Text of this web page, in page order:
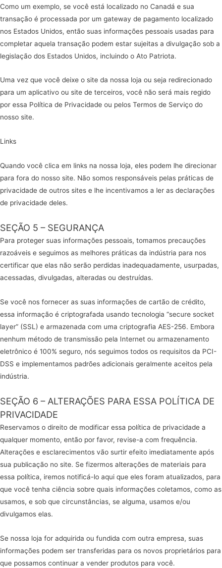
Como um exemplo, se você está localizado no Canadá e sua
transação é processada por um gateway de pagamento localizado
nos Estados Unidos, então suas informações pessoais usadas para
completar aquela transação podem estar sujeitas a divulgação sob a
legislação dos Estados Unidos, incluindo o Ato Patriota.
Uma vez que você deixe o site da nossa loja ou seja redirecionado
para um aplicativo ou site de terceiros, você não será mais regido
por essa Política de Privacidade ou pelos Termos de Serviço do
nosso site.
Links
Quando você clica em links na nossa loja, eles podem lhe direcionar
para fora do nosso site. Não somos responsáveis pelas práticas de
privacidade de outros sites e lhe incentivamos a ler as declarações
de privacidade deles.
SEÇÃO 5 – SEGURANÇA
Para proteger suas informações pessoais, tomamos precauções
razoáveis e seguimos as melhores práticas da indústria para nos
certificar que elas não serão perdidas inadequadamente, usurpadas,
acessadas, divulgadas, alteradas ou destruídas.
Se você nos fornecer as suas informações de cartão de crédito,
essa informação é criptografada usando tecnologia “secure socket
layer” (SSL) e armazenada com uma criptografia AES-256. Embora
nenhum método de transmissão pela Internet ou armazenamento
eletrônico é 100% seguro, nós seguimos todos os requisitos da PCI-
DSS e implementamos padrões adicionais geralmente aceitos pela
indústria.
SEÇÃO 6 – ALTERAÇÕES PARA ESSA POLÍTICA DE
PRIVACIDADE
Reservamos o direito de modificar essa política de privacidade a
qualquer momento, então por favor, revise-a com frequência.
Alterações e esclarecimentos vão surtir efeito imediatamente após
sua publicação no site. Se fizermos alterações de materiais para
essa política, iremos notificá-lo aqui que eles foram atualizados, para
que você tenha ciência sobre quais informações coletamos, como as
usamos, e sob que circunstâncias, se alguma, usamos e/ou
divulgamos elas.
Se nossa loja for adquirida ou fundida com outra empresa, suas
informações podem ser transferidas para os novos proprietários para
que possamos continuar a vender produtos para você.